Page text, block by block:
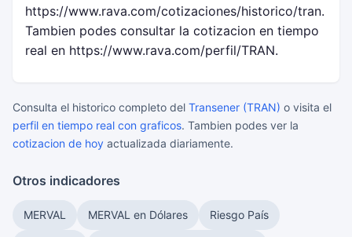
https://www.rava.com/cotizaciones/historico/tran.
Tambien podes consultar la cotizacion en tiempo
real en https://www.rava.com/perfil/TRAN.
Consulta el historico completo del Transener (TRAN) o visita el
perfil en tiempo real con graficos. Tambien podes ver la
cotizacion de hoy actualizada diariamente.
Otros indicadores
MERVAL MERVAL en Dólares Riesgo País